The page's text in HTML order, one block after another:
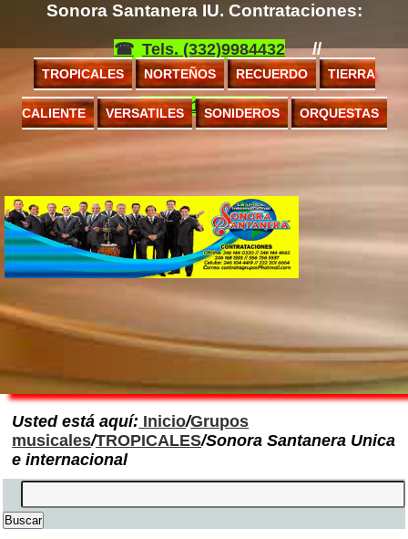
Sonora Santanera IU. Contrataciones:
Tels. (332)9984432 //
(551)0153936
TROPICALES NORTEÑOS RECUERDO TIERRA
CALIENTE VERSATILES SONIDEROS ORQUESTAS
Usted está aquí: Inicio/Grupos
musicales/TROPICALES/Sonora Santanera Unica
e internacional